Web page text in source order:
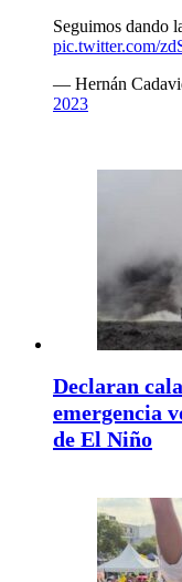
Seguimos dando
pic.twitter.com/
— Hernán
2023
Declaran
emergencia
de El Niño